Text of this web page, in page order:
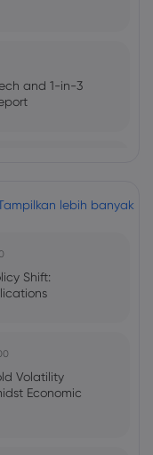
and 1-in-3
lebih banyak
Shift:
Volatility
Economic